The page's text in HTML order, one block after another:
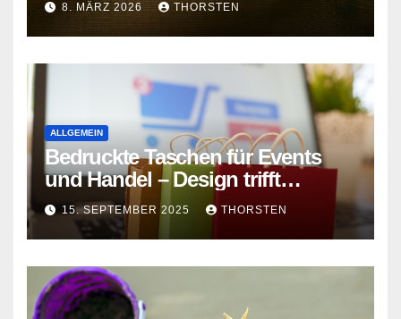
8. MÄRZ 2026 THORSTEN
ALLGEMEIN
Bedruckte Taschen für Events
und Handel – Design trifft
Funktion
15. SEPTEMBER 2025 THORSTEN